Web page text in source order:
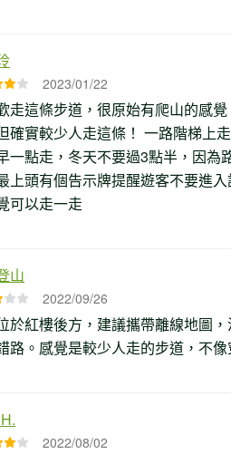
2023/01/22
走這條步道，很原始有爬山的感
確實較少人走這條！ 一路階梯上
一點走，冬天不要過3點半，因
上頭有個告示牌提醒遊客不要進
可以走一走
山
2022/09/26
於紅樓後方，建議攜帶離線地圖
路。感覺是較少人走的步道，不
2022/08/02